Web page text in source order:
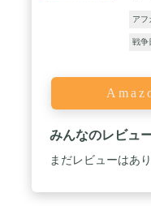
アフ
戦争
みんなのレビュ
まだレビューはあ